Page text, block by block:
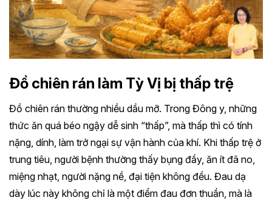
Đồ chiên rán làm Tỳ Vị bị thấp trệ
Đồ chiên rán thường nhiều dầu mỡ. Trong Đông y, những
thức ăn quá béo ngậy dễ sinh “thấp”, mà thấp thì có tính
nặng, dính, làm trở ngại sự vận hành của khí. Khi thấp trệ ở
trung tiêu, người bệnh thường thấy bụng đầy, ăn ít đã no,
miệng nhạt, người nặng nề, đại tiện không đều. Đau dạ
dày lúc này không chỉ là một điểm đau đơn thuần, mà là